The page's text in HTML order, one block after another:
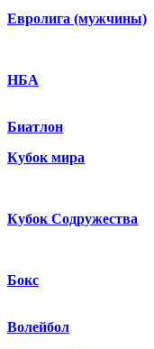
Евролига (мужчины)
НБА
Биатлон
Кубок мира
Кубок Содружества
Бокс
Волейбол